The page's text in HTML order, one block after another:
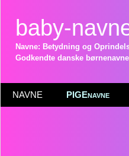
baby-
Navne: Betydning og
Godkendte danske
NAVNE PIGEnavne